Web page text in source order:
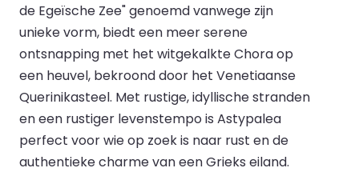
de Egeïsche Zee" genoemd vanwege zijn
unieke vorm, biedt een meer serene
ontsnapping met het witgekalkte Chora op
een heuvel, bekroond door het Venetiaanse
Querinikasteel. Met rustige, idyllische stranden
en een rustiger levenstempo is Astypalea
perfect voor wie op zoek is naar rust en de
authentieke charme van een Grieks eiland.